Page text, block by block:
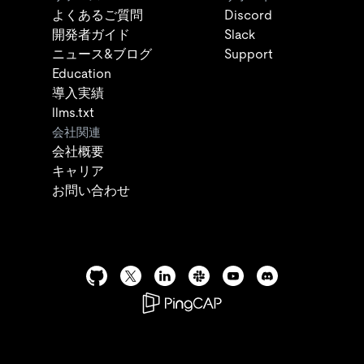
よくあるご質問
開発者ガイド
ニュース&ブログ
Education
導入実績
llms.txt
Discord
Slack
Support
会社関連
会社概要
キャリア
お問い合わせ